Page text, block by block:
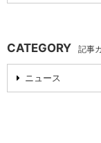
CATEGORY 記事
ニュース